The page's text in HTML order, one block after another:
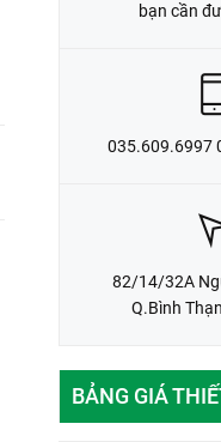
bạn cần
035.609.6997
82/14/32A
Q.Bình
BẢNG GIÁ